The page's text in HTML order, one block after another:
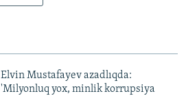
Elvin Mustafayev azadlıqda:
'Milyonluq yox, minlik korrupsiya